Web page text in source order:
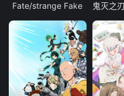
Fate/strange Fake